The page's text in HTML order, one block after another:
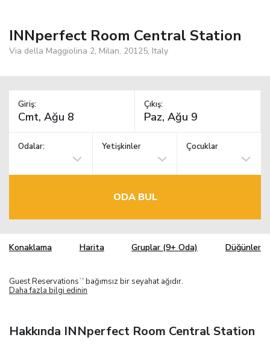
INNperfect Room Central Station
Via della Maggiolina 2, Milan, 20125, Italy
Giriş: Çıkış:
Odalar: Yetişkinler Çocuklar
ODA BUL
Konaklama Harita Gruplar (9+ Oda) Düğünler
Guest Reservations TM bağımsız bir seyahat ağıdır.
Daha fazla bilgi edinin
Hakkında INNperfect Room Central Station